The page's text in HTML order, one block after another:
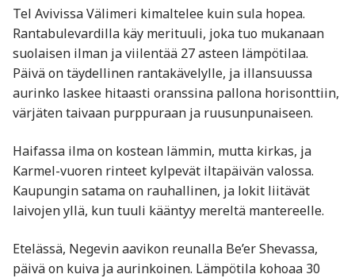
Tel Avivissa Välimeri kimaltelee kuin sula hopea.
Rantabulevardilla käy merituuli, joka tuo mukanaan
suolaisen ilman ja viilentää 27 asteen lämpötilaa.
Päivä on täydellinen rantakävelylle, ja illansuussa
aurinko laskee hitaasti oranssina pallona horisonttiin,
värjäten taivaan purppuraan ja ruusunpunaiseen.
Haifassa ilma on kostean lämmin, mutta kirkas, ja
Karmel-vuoren rinteet kylpevät iltapäivän valossa.
Kaupungin satama on rauhallinen, ja lokit liitävät
laivojen yllä, kun tuuli kääntyy mereltä mantereelle.
Etelässä, Negevin aavikon reunalla Be’er Shevassa,
päivä on kuiva ja aurinkoinen. Lämpötila kohoaa 30